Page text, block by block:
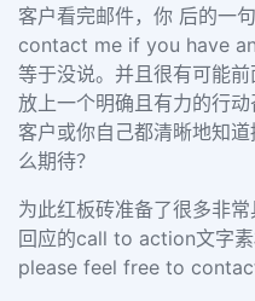
客户看完邮件，你 后的一
contact me if you have
等于没说。并且很有可能
放上一个明确且有力的行
客户或你自己都清晰地知
么期待？
为此红板砖准备了很多非
回应的call to action文字
please feel free to